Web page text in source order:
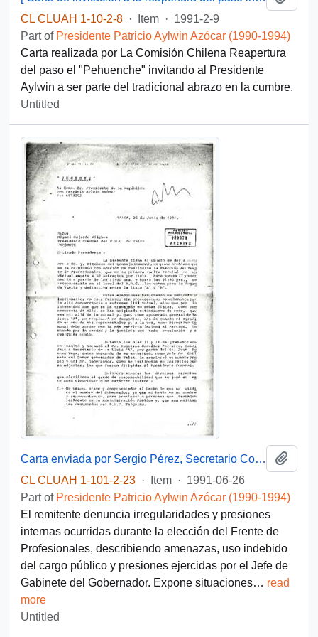
CL CLUAH 1-10-2-8 · Item · 1991-2-9
Part of Presidente Patricio Aylwin Azócar (1990-1994)
Carta realizada por La Comisión Chilena Reapertura
del paso el "Pehuenche" invitando al Presidente
Aylwin a ser parte del tradicional abrazo en la cumbre.
Untitled
Carta enviada por Sergio Pérez, Secretario Comunal del PDC en Talca, dirigida al Presidente Patricio Aylwin
CL CLUAH 1-101-2-23 · Item · 1991-06-26
Part of Presidente Patricio Aylwin Azócar (1990-1994)
El remitente denuncia irregularidades y presiones
internas ocurridas durante la elección del Frente de
Profesionales, describiendo amenazas, uso indebido
del cargo público y presiones ejercidas por el Jefe de
Gabinete del Gobernador. Expone situaciones… read
more
Untitled